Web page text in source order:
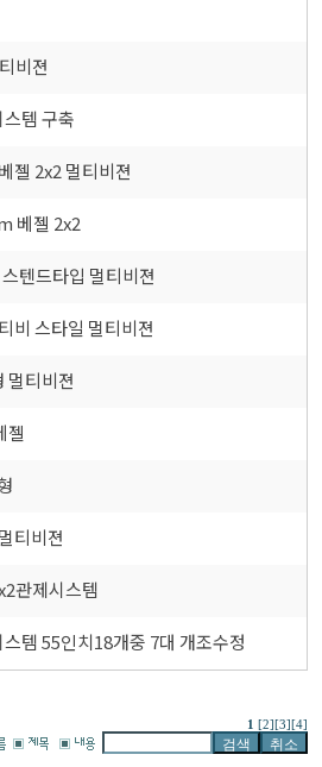
비젼
템 구축
젤 2x2 멀티비젼
베젤 2x2
텐드타입 멀티비젼
비 스타일 멀티비젼
멀티비젼
젤
티비젼
관제시스템
템 55인치18개중 7대 개조수정
1 [2] [3] [4]